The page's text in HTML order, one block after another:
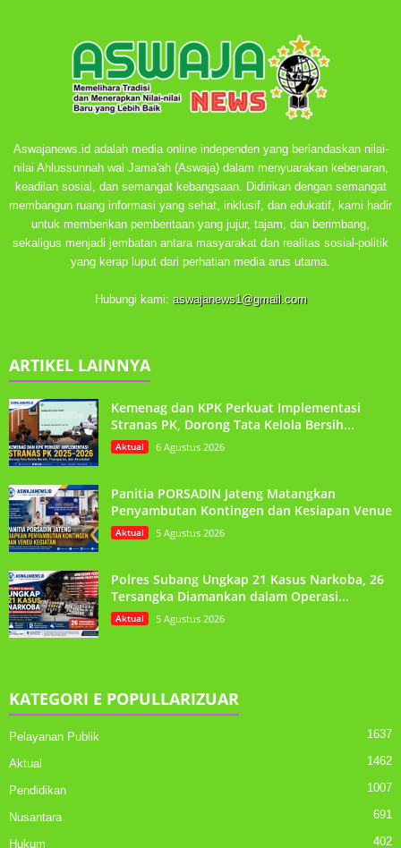
Aswajanews.id adalah media online independen yang berlandaskan nilai-
nilai Ahlussunnah wal Jama'ah (Aswaja) dalam menyuarakan kebenaran,
keadilan sosial, dan semangat kebangsaan. Didirikan dengan semangat
membangun ruang informasi yang sehat, inklusif, dan edukatif, kami hadir
untuk memberikan pemberitaan yang jujur, tajam, dan berimbang,
sekaligus menjadi jembatan antara masyarakat dan realitas sosial-politik
yang kerap luput dari perhatian media arus utama.
Hubungi kami: aswajanews1@gmail.com
ARTIKEL LAINNYA
Kemenag dan KPK Perkuat Implementasi
Stranas PK, Dorong Tata Kelola Bersih...
Aktual 6 Agustus 2026
Panitia PORSADIN Jateng Matangkan
Penyambutan Kontingen dan Kesiapan Venue
Aktual 5 Agustus 2026
Polres Subang Ungkap 21 Kasus Narkoba, 26
Tersangka Diamankan dalam Operasi...
Aktual 5 Agustus 2026
KATEGORI E POPULLARIZUAR
Pelayanan Publik 1637
Aktual 1462
Pendidikan 1007
Nusantara 691
Hukum 402